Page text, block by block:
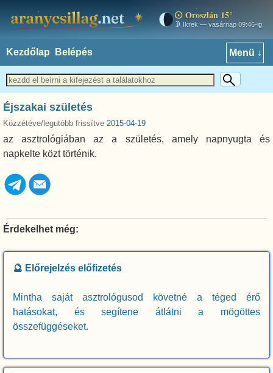
aranycsillag.net Oroszlán 15°
Ikrek — vasárnap 09:46-ig
Kezdőlap Belépés Menü ↓
Éjszakai születés
Közzétéve/legutóbb frissítve 2015-04-19
az asztrológiában az a születés, amely napnyugta és
napkelte közt történik.
Érdekelhet még:
🔮 Előrejelzés előfizetés
Mintha saját asztrológusod követné a téged érő
hatásokat, és segítene átlátni a mögöttes
összefüggéseket.